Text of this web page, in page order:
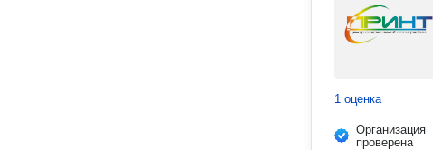
1 оценка
Организация
проверена